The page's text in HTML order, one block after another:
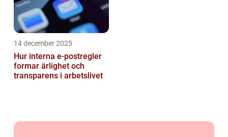
14 december 2025
Hur interna e-postregler
formar ärlighet och
transparens i arbetslivet